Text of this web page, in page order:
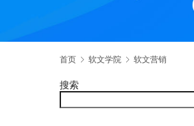
首页 软文学院 软文营销
搜索